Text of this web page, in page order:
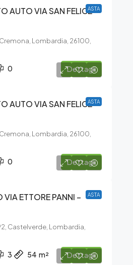
ASTA
AUTO VIA SAN FELICE –
Cremona, Lombardia, 26100,
0 Dettagli
ASTA
AUTO VIA SAN FELICE –
Cremona, Lombardia, 26100,
0 Dettagli
ASTA
VIA ETTORE PANNI –
Castelverde, Lombardia,
3 54 m² Dettagli